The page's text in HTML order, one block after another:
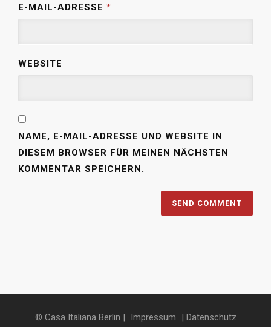
E-MAIL-ADRESSE *
WEBSITE
NAME, E-MAIL-ADRESSE UND WEBSITE IN
DIESEM BROWSER FÜR MEINEN NÄCHSTEN
KOMMENTAR SPEICHERN.
© Casa Italiana Berlin | Impressum | Datenschutz